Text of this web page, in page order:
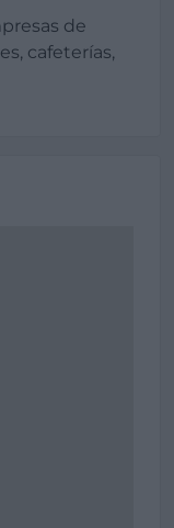
de
cafeterías,